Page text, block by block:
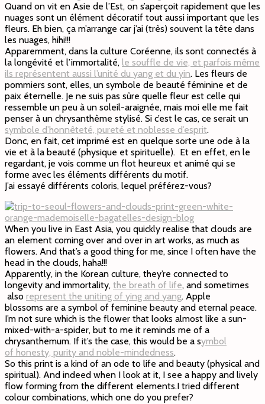
Quand on vit en Asie de l’Est, on s’aperçoit rapidement que les
nuages sont un élément décoratif tout aussi important que les
fleurs. Eh bien, ça m’arrange car j’ai (très) souvent la tête dans
les nuages, hihi!!!
Apparemment, dans la culture Coréenne, ils sont connectés à
la longévité et l’immortalité, le souffle de vie, et parfois même
ils représentent aussi l’unité du yang et du yin. Les fleurs de
pommiers sont, elles, un symbole de beauté féminine et de
paix éternelle. Je ne suis pas sûre quelle fleur est celle qui
ressemble un peu à un soleil-araignée, mais moi elle me fait
penser à un chrysanthème stylisé. Si c’est le cas, ce serait un
symbole d’honnêteté, pureté et noblesse d’esprit.
Donc, en fait, cet imprimé est en quelque sorte une ode à la
vie et à la beauté (physique et spirituelle). Et en effet, en le
regardant, je vois comme un flot heureux et animé qui se
forme avec les éléments différents du motif.
J’ai essayé différents coloris, lequel préférez-vous?
When you live in East Asia, you quickly realise that clouds are
an element coming over and over in art works, as much as
flowers. And that’s a good thing for me, since I often have the
head in the clouds, haha!!!
Apparently, in the Korean culture, they’re connected to
longevity and immortality, the breath of life, and sometimes
also represent the uniting of ying and yang. Apple
blossoms are a symbol of feminine beauty and eternal peace.
I’m not sure which is the flower that looks almost like a sun-
mixed-with-a-spider, but to me it reminds me of a
chrysanthemum. If it’s the case, this would be a symbol
of honesty, purity and noble-mindedness.
So this print is a kind of an ode to life and beauty (physical and
spiritual). And indeed when I look at it, I see a happy and lively
flow forming from the different elements.I tried different
colour combinations, which one do you prefer?